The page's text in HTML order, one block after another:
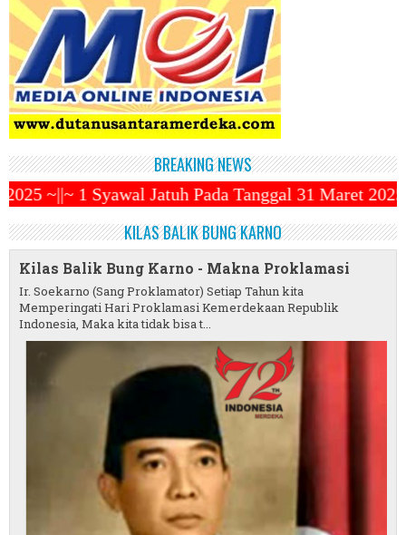
BREAKING NEWS
Pada Tanggal 31 Maret 2025 ~||~
KILAS BALIK BUNG KARNO
Kilas Balik Bung Karno - Makna Proklamasi
Ir. Soekarno (Sang Proklamator) Setiap Tahun kita
Memperingati Hari Proklamasi Kemerdekaan Republik
Indonesia, Maka kita tidak bisa t...